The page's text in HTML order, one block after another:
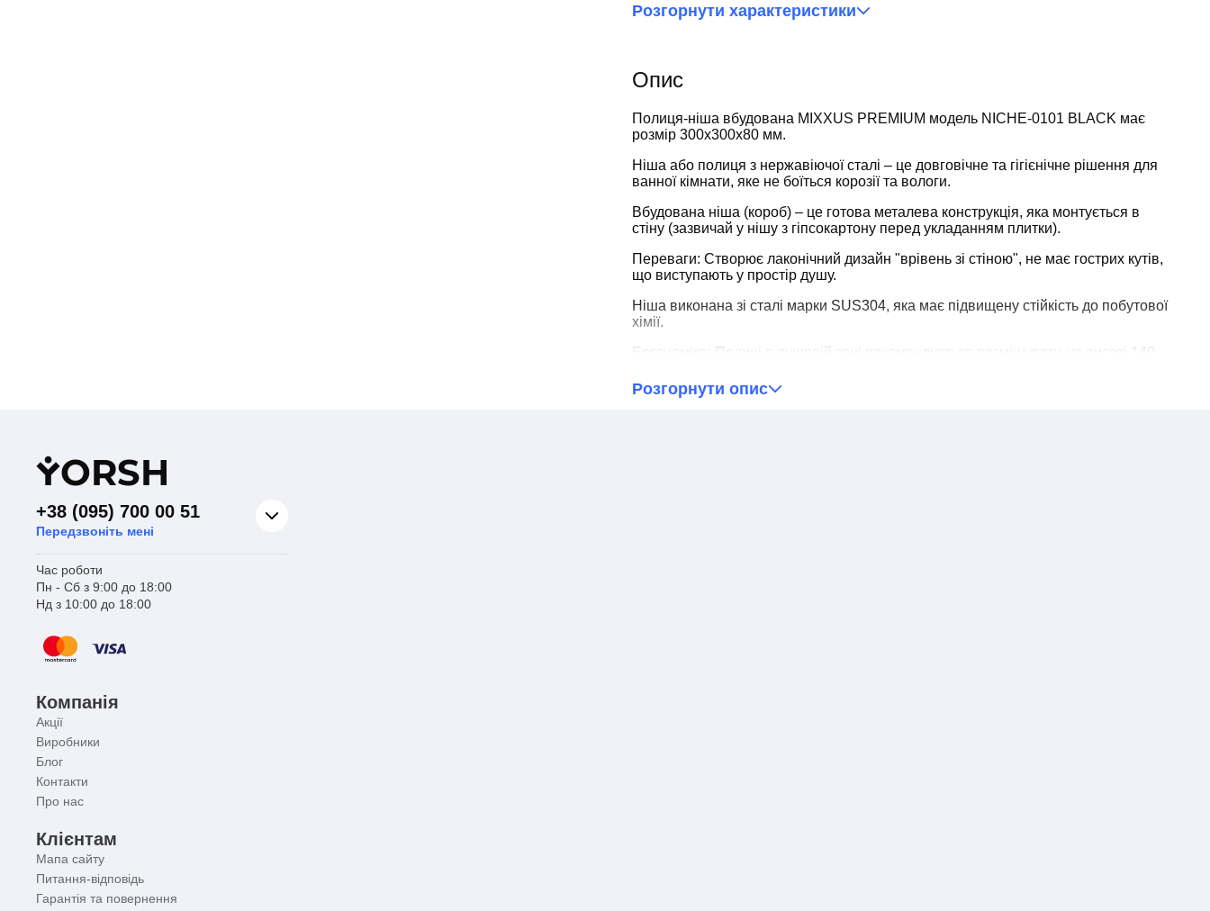
Розгорнути характеристики
Опис
Полиця-ніша вбудована MIXXUS PREMIUM модель NICHE-0101 BLACK має
розмір 300x300x80 мм.
Ніша або полиця з нержавіючої сталі – це довговічне та гігієнічне рішення для
ванної кімнати, яке не боїться корозії та вологи.
Вбудована ніша (короб) – це готова металева конструкція, яка монтується в
стіну (зазвичай у нішу з гіпсокартону перед укладанням плитки).
Переваги: ​​Створює лаконічний дизайн "врівень зі стіною", не має гострих кутів,
що виступають у простір душу.
Ніша виконана зі сталі марки SUS304, яка має підвищену стійкість до побутової
хімії.
Ергономіка: Полиці в душовій зоні рекомендується розміщувати на висоті 140
встановлюється над ванною, оптимальна висота – 60-70 см від бортика. Монтаж
на шурупи з дюбелями (для бетонних/цегляних стін) або спеціалізовані
Розгорнути опис
YORSH
+38 (095) 700 00 51
Передзвоніть мені
Час роботи
Пн - Сб з 9:00 до 18:00
Нд з 10:00 до 18:00
Компанія
Акції
Виробники
Блог
Контакти
Про нас
Клієнтам
Мапа сайту
Питання-відповідь
Гарантія та повернення